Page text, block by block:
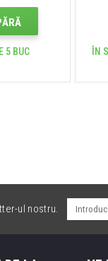
5 BUC ÎN
ul nostru.